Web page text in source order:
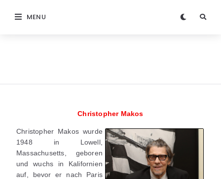
MENU
Christopher Makos
Christopher Makos wurde
1948 in Lowell,
Massachusetts, geboren
und wuchs in Kalifornien
auf, bevor er nach Paris